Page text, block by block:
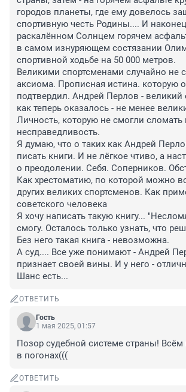
городов планеты, где ему довелось
спортивную честь Родины.... И
раскалённом Солнцем горячем
в самом изнуряющем состязании
спортивной ходьбе на 50 000 метров.
Великими спортсменами случайно не
аксиома. Прописная истина. которую
подтвердил. Андрей Перлов - великий
как теперь оказалось - не менее
Личность, которую не смогли
несправедливость.
Я думаю, что о таких как Андрей
писать книги. И не лёгкое чтиво, а
о преодолении. Себя. Соперников.
Как хрестоматию, по которой можно
других великих спортсменов. Как
советского человека
Я хочу написать такую книгу...
смогу. Осталось только узнать, что
Без него такая книга - невозможна.
А суд.... Все уже понимают - Андрей
признает своей вины. И у него -
Шанс есть...
ОТВЕТИТЬ
Гость
1 мая 2025, 01:57
Позор судебной системе страны!
в погонах(((
ОТВЕТИТЬ